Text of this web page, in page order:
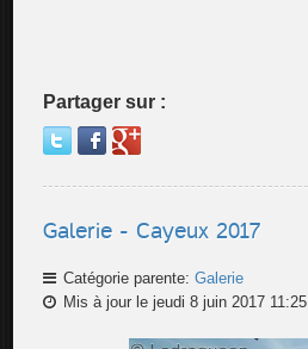
Partager sur :
Galerie - Cayeux 2017
Catégorie parente:Galerie
Mis à jour le jeudi 8 juin 2017 11:25